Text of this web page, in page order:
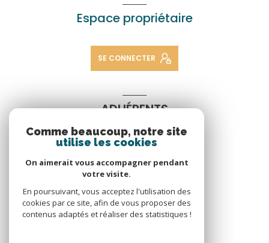
Espace propriétaire
SE CONNECTER
ADHÉRENTS
Nous adhérons
Comme beaucoup, notre site
utilise les cookies
On aimerait vous accompagner pendant
votre visite.
En poursuivant, vous acceptez l'utilisation des
cookies par ce site, afin de vous proposer des
contenus adaptés et réaliser des statistiques !